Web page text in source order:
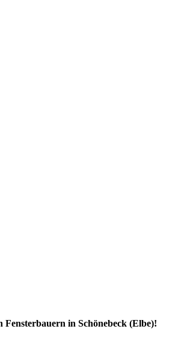
Fensterbauern in Schönebeck (Elbe)!